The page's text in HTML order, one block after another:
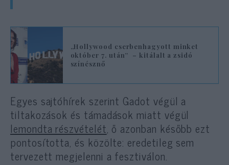
„Hollywood cserbenhagyott minket
október 7. után” – kitálalt a zsidó
színésznő
Egyes sajtóhírek szerint Gadot végül a
tiltakozások és támadások miatt végül
lemondta részvételét, ő azonban később ezt
pontosította, és közölte: eredetileg sem
tervezett megjelenni a fesztiválon.